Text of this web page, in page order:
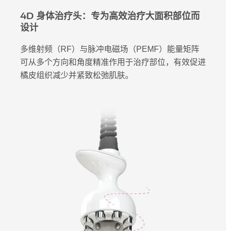
4D 身体治疗头：专为高效治疗大面积部位而
设计
多维射频（RF）与脉冲电磁场（PEMF）能量矩阵
可从多个方向和角度精准作用于治疗部位，有效促进
橘皮组织减少并紧致松弛肌肤。